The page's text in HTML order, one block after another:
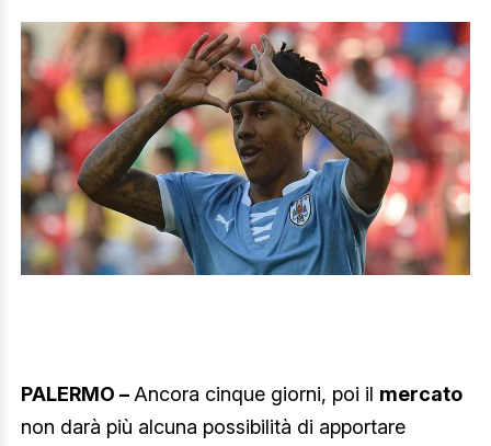
PALERMO – Ancora cinque giorni, poi il mercato
non darà più alcuna possibilità di apportare